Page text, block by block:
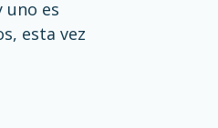
uno es
esta vez